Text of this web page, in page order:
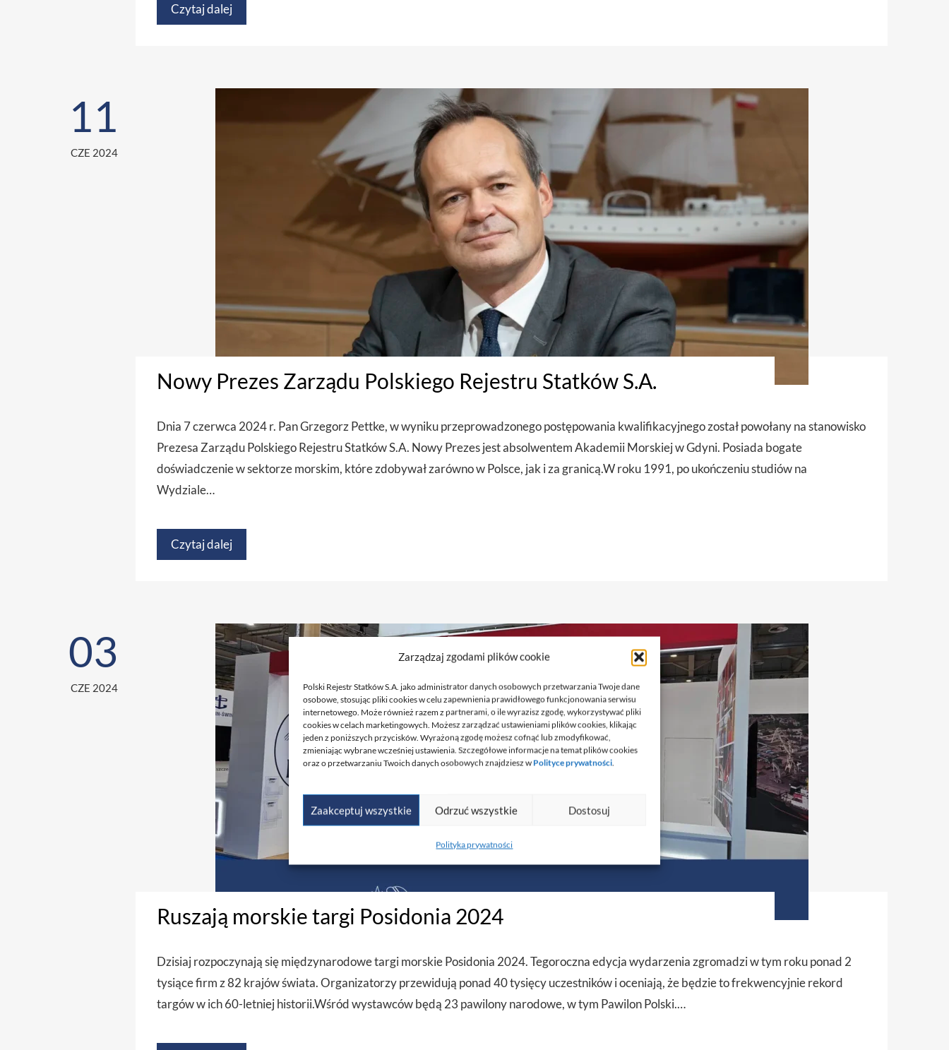
Zarządzaj zgodami plików cookie
Polski Rejestr Statków S.A. jako administrator danych osobowych przetwarzania Twoje dane
osobowe, stosując pliki cookies w celu zapewnienia prawidłowego funkcjonowania serwisu
internetowego. Może również razem z partnerami, o ile wyrazisz zgodę, wykorzystywać pliki
cookies w celach marketingowych. Możesz zarządzać ustawieniami plików cookies, klikając
jeden z poniższych przycisków. Wyrażoną zgodę możesz cofnąć lub zmodyfikować,
zmieniając wybrane wcześniej ustawienia. Szczegółowe informacje na temat plików cookies
oraz o przetwarzaniu Twoich danych osobowych znajdziesz w Polityce prywatności.
Zaakceptuj wszystkie Odrzuć wszystkie Dostosuj
Polityka prywatności
Czytaj dalej
11
CZE 2024
Nowy Prezes Zarządu Polskiego Rejestru Statków S.A.
Dnia 7 czerwca 2024 r. Pan Grzegorz Pettke, w wyniku przeprowadzonego postępowania kwalifikacyjnego został powołany na stanowisko
Prezesa Zarządu Polskiego Rejestru Statków S.A. Nowy Prezes jest absolwentem Akademii Morskiej w Gdyni. Posiada bogate
doświadczenie w sektorze morskim, które zdobywał zarówno w Polsce, jak i za granicą.W roku 1991, po ukończeniu studiów na
Wydziale…
Czytaj dalej
03
CZE 2024
Ruszają morskie targi Posidonia 2024
Dzisiaj rozpoczynają się międzynarodowe targi morskie Posidonia 2024. Tegoroczna edycja wydarzenia zgromadzi w tym roku ponad 2
tysiące firm z 82 krajów świata. Organizatorzy przewidują ponad 40 tysięcy uczestników i oceniają, że będzie to frekwencyjnie rekord
targów w ich 60-letniej historii.Wśród wystawców będą 23 pawilony narodowe, w tym Pawilon Polski.…